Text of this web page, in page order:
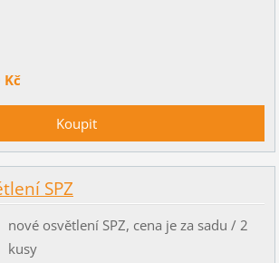
Kč
SPZ
nové osvětlení SPZ, cena je za sadu / 2
kusy